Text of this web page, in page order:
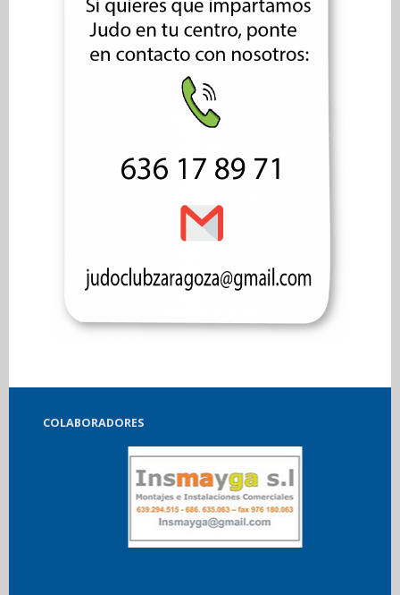
COLABORADORES